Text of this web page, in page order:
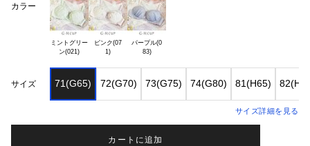
カラー
ミントグリー
ピンク(07
パープル(0
83)
サイズ 71(G65) 72(G70) 73(G75) 74(G80) 81(H65)
サイズ詳細を見る
カートに追加